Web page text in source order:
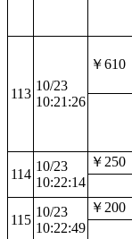
113
10/23
10:21:26
￥610
114
10/23
10:22:14
￥250
115
10/23
10:22:49
￥200